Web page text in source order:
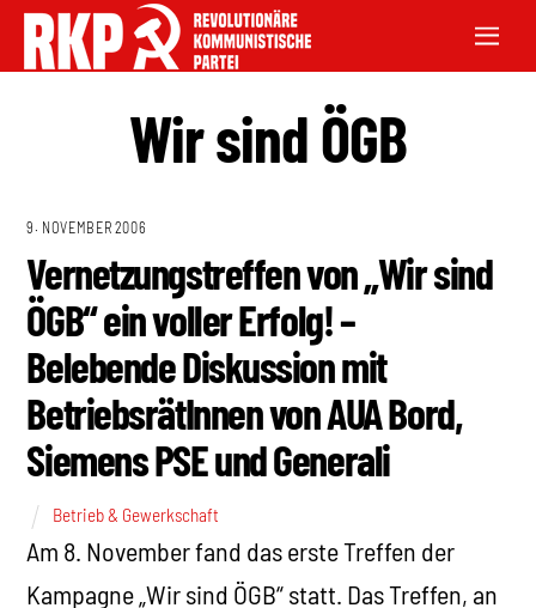
Wir sind ÖGB
9. NOVEMBER 2006
Vernetzungstreffen von „Wir sind
ÖGB“ ein voller Erfolg! –
Belebende Diskussion mit
BetriebsrätInnen von AUA Bord,
Siemens PSE und Generali
Betrieb & Gewerkschaft
Am 8. November fand das erste Treffen der
Kampagne „Wir sind ÖGB“ statt. Das Treffen, an